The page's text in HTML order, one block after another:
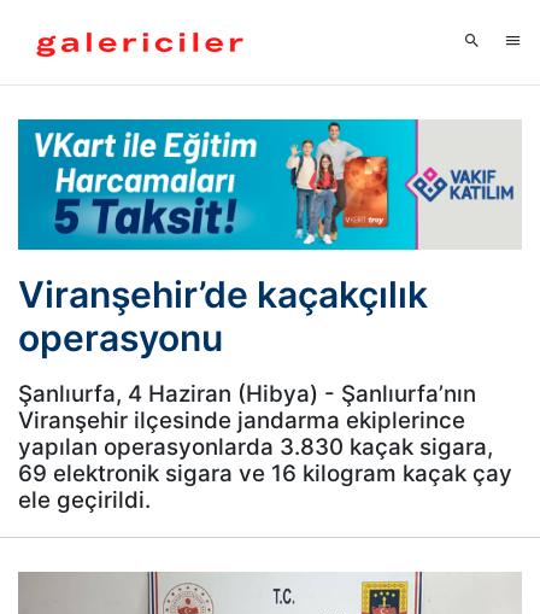
Viranşehir’de kaçakçılık
operasyonu
Şanlıurfa, 4 Haziran (Hibya) - Şanlıurfa’nın
Viranşehir ilçesinde jandarma ekiplerince
yapılan operasyonlarda 3.830 kaçak sigara,
69 elektronik sigara ve 16 kilogram kaçak çay
ele geçirildi.